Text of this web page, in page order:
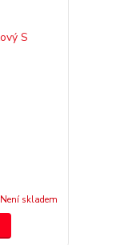
Není skladem